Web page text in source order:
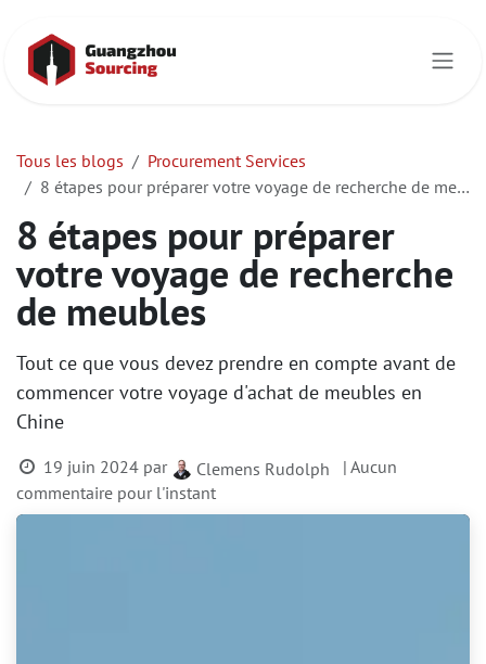
Tous les blogs
Procurement Services
8 étapes pour préparer votre voyage de recherche de meubles
8 étapes pour préparer
votre voyage de recherche
de meubles
Tout ce que vous devez prendre en compte avant de
commencer votre voyage d'achat de meubles en
Chine
19 juin 2024 par Clemens Rudolph
| Aucun
commentaire pour l'instant